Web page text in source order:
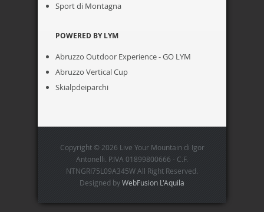
Sport di Montagna
POWERED BY LYM
Abruzzo Outdoor Experience - GO LYM
Abruzzo Vertical Cup
Skialpdeiparchi
Copyright © 2026 Live Your Mountain di Igor
Antonelli. P.IVA 01899800666 - C.F.
NTNGRI75L09A345W All Right Reserved.
Designed byWebFusion L'Aquila